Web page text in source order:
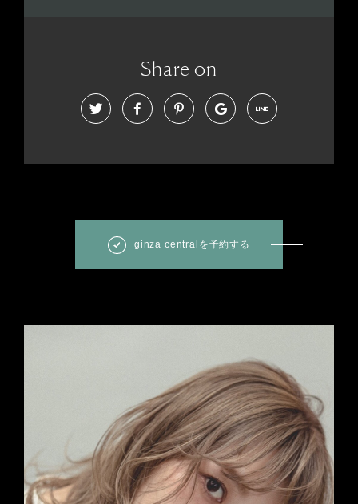
Share on
ginza centralを予約する